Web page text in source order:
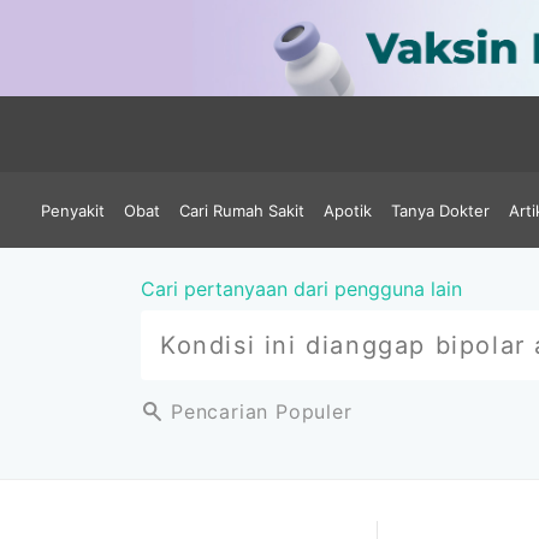
Penyakit Obat Cari Rumah Sakit Apotik Tanya Dokter
Cari pertanyaan dari pengguna lain
Pencarian Populer